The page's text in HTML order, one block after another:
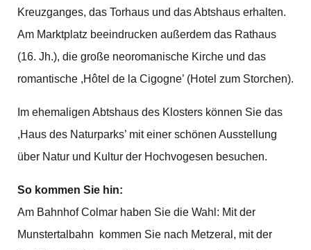
Kreuzganges, das Torhaus und das Abtshaus erhalten.
Am Marktplatz beeindrucken außerdem das Rathaus
(16. Jh.), die große neoromanische Kirche und das
romantische ,Hôtel de la Cigogne’ (Hotel zum Storchen).
Im ehemaligen Abtshaus des Klosters können Sie das
,Haus des Naturparks’ mit einer schönen Ausstellung
über Natur und Kultur der Hochvogesen besuchen.
So kommen Sie hin:
Am Bahnhof Colmar haben Sie die Wahl: Mit der
Munstertalbahn kommen Sie nach Metzeral, mit der